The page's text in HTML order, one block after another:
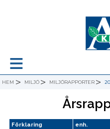
≡
HEM > MILJÖ > MILJÖRAPPORTER >
Förklaring enh.